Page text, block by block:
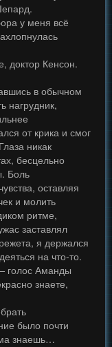
у меня всё
доктор Кенсон.
в обычном
нагрудник,
от крика и смог
никак
бесцельно
Боль
оставляя
и молить
ритме,
заставлял
я держался
на что-то.
голос Аманды
знаете,
было почти
знаешь…